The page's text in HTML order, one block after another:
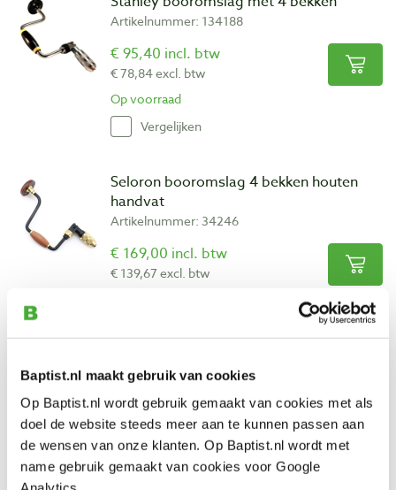
Baptist.nl maakt gebruik van cookies
Op Baptist.nl wordt gebruik gemaakt van cookies met als
doel de website steeds meer aan te kunnen passen aan
de wensen van onze klanten. Op Baptist.nl wordt met
name gebruik gemaakt van cookies voor Google
Artikelnummer: 134188
€ 95,40 incl. btw
€ 78,84 excl. btw
Op voorraad
Vergelijken
Seloron booromslag 4 bekken houten
handvat
Artikelnummer: 34246
€ 169,00 incl. btw
€ 139,67 excl. btw
Veritas pensnijder 5/8" (16 mm)
Artikelnummer: 21950
€ 139,00 incl. btw
€ 114,88 excl. btw
Op voorraad